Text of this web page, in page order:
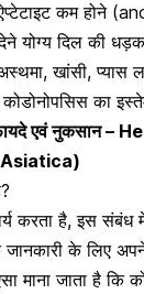
कम होने
देने योग्य दिल की
खांसी, प्यास
का
एवं नुकसान –
करता है, इस संबंध में
के लिए
माना जाता है कि